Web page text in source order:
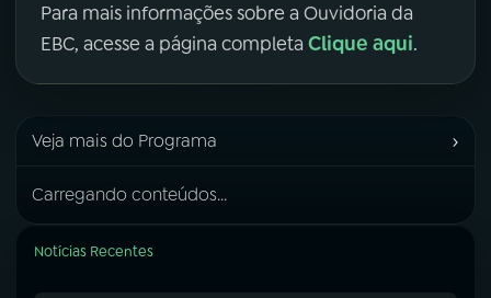
Para mais informações sobre a Ouvidoria da
EBC, acesse a página completa Clique aqui.
Veja mais do Programa ›
Carregando conteúdos...
Notícias Recentes